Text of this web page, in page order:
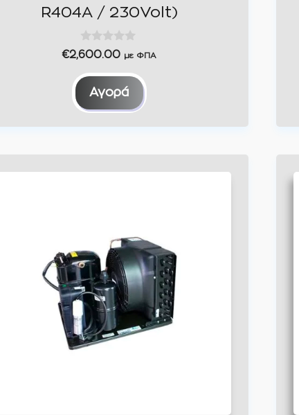
R404A / 230Volt)
0
o
u
t
5
€2,600.00 με ΦΠΑ
Αγορά